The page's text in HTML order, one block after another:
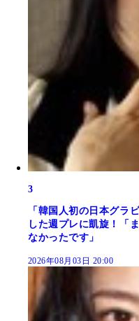
3
「韓国人初の日本グラ
した週プレに凱旋！「
なかったです」
2026年08月03日 20:00